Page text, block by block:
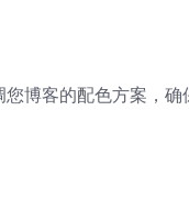
博客的配色方案，确